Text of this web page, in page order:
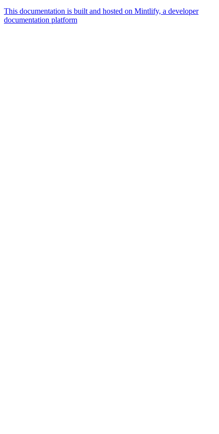
This documentation is built and hosted on Mintlify, a developer
documentation platform